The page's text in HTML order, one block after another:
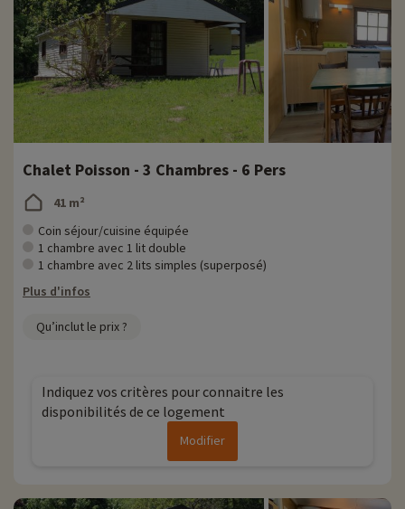
Chalet Poisson - 3 Chambres - 6 Pers
41 m²
Coin séjour/cuisine équipée
1 chambre avec 1 lit double
1 chambre avec 2 lits simples (superposé)
Plus d'infos
Qu’inclut le prix ?
Indiquez vos critères pour connaitre les
disponibilités de ce logement
Modifier